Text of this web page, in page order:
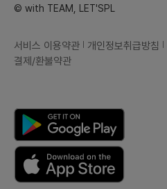
© with TEAM, LET'SPL
서비스 이용약관 개인정보취급방침
결제/환불약관